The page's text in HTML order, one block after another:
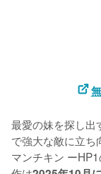
最愛の妹を探し出
で強大な敵に立
マンチキン ー